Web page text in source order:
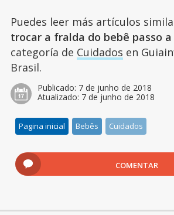
Puedes leer más artículos
trocar a fralda do bebê passo a
categoría de Cuidados en
Brasil.
Publicado: 7 de junho de 2018
Atualizado: 7 de junho de 2018
Pagina inicial Bebês Cuidados
COMENTAR